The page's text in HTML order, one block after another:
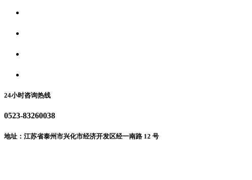
24小时咨询热线
0523-83260038
地址：江苏省泰州市兴化市经济开发区经一南路 12 号